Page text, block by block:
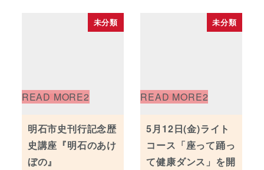
未分類
明石市史刊行記念歴
史講座『明石のあけ
ぼの』
未分類
5月12日(金)ライト
コース「座って踊っ
て健康ダンス」を開